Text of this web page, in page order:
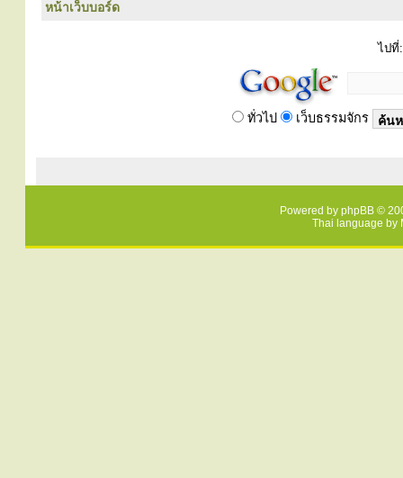
หน้าเว็บบอร์ด
ไปที่:
ทั่วไป เว็บธรรมจักร
Powered by phpBB ©
Thai language by